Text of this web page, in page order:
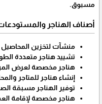
مسبوق.
أصناف الهناجر
منشآت لتخزين المحاصيل
تشييد هناجر متعددة
هناجر مخصصة لعرض
إنشاء هناجر للمتاجر
توفير الهناجر مسبقة
هناجر مخصصة لإقامة